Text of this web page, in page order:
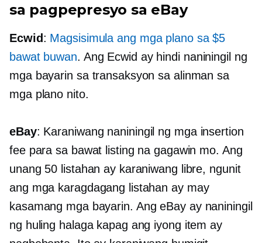
sa pagpepresyo sa eBay
Ecwid: Magsisimula ang mga plano sa $5
bawat buwan. Ang Ecwid ay hindi naniningil ng
mga bayarin sa transaksyon sa alinman sa
mga plano nito.
eBay: Karaniwang naniningil ng mga insertion
fee para sa bawat listing na gagawin mo. Ang
unang 50 listahan ay karaniwang libre, ngunit
ang mga karagdagang listahan ay may
kasamang mga bayarin. Ang eBay ay naniningil
ng huling halaga kapag ang iyong item ay